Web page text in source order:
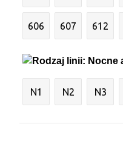
606 607 612
N1 N2 N3